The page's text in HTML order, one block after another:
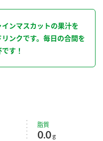
ンマスカットの果汁を
ンクです。毎日の合間を
す！
脂質
0.0 g